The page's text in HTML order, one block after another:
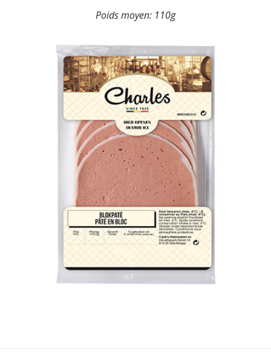
Poids moyen: 110g